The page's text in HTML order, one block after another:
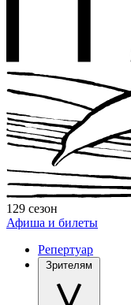
129 сезон
Афиша и билеты
Репертуар
Зрителям